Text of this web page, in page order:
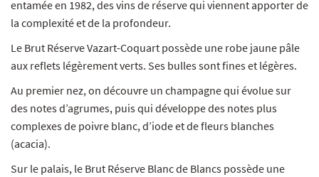
entamée en 1982, des vins de réserve qui viennent apporter de
la complexité et de la profondeur.
Le Brut Réserve Vazart-Coquart possède une robe jaune pâle
aux reflets légèrement verts. Ses bulles sont fines et légères.
Au premier nez, on découvre un champagne qui évolue sur
des notes d’agrumes, puis qui développe des notes plus
complexes de poivre blanc, d’iode et de fleurs blanches
(acacia).
Sur le palais, le Brut Réserve Blanc de Blancs possède une